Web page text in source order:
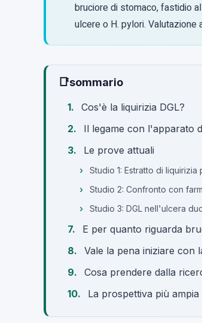
bruciore di stomaco, fastidio
ulcere o H. pylori. Valutazione
📑sommario
Cos'è la liquirizia DGL?
Il legame con l'apparato
Le prove attuali
Studio 1: Estratto di
Studio 2: Confronto con
Studio 3: DGL nell'ulcera
E per quanto riguarda
Vale la pena iniziare con
Cosa prendere dalla
La prospettiva più ampia